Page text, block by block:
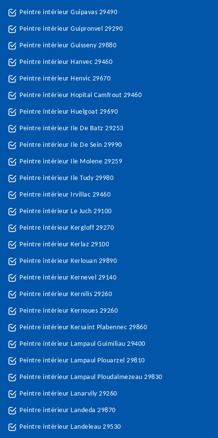
Peintre intérieur Guipavas 29490
Peintre intérieur Guipronvel 29290
Peintre intérieur Guisseny 29880
Peintre intérieur Hanvec 29460
Peintre intérieur Henvic 29670
Peintre intérieur Hopital Camfrout 29460
Peintre intérieur Huelgoat 29690
Peintre intérieur Ile De Batz 29253
Peintre intérieur Ile De Sein 29990
Peintre intérieur Ile Molene 29259
Peintre intérieur Ile Tudy 29980
Peintre intérieur Irvillac 29460
Peintre intérieur Le Juch 29100
Peintre intérieur Kergloff 29270
Peintre intérieur Kerlaz 29100
Peintre intérieur Kerlouan 29890
Peintre intérieur Kernevel 29140
Peintre intérieur Kernilis 29260
Peintre intérieur Kernoues 29260
Peintre intérieur Kersaint Plabennec 29860
Peintre intérieur Lampaul Guimiliau 29400
Peintre intérieur Lampaul Plouarzel 29810
Peintre intérieur Lampaul Ploudalmezeau 29830
Peintre intérieur Lanarvily 29260
Peintre intérieur Landeda 29870
Peintre intérieur Landeleau 29530